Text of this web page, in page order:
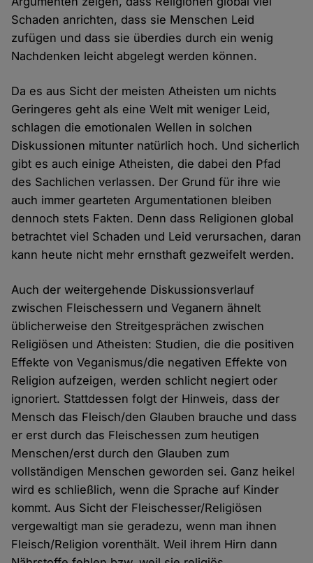
Schaden anrichten, dass sie Menschen Leid
zufügen und dass sie überdies durch ein wenig
Nachdenken leicht abgelegt werden können.
Da es aus Sicht der meisten Atheisten um nichts
Geringeres geht als eine Welt mit weniger Leid,
schlagen die emotionalen Wellen in solchen
Diskussionen mitunter natürlich hoch. Und sicherlich
gibt es auch einige Atheisten, die dabei den Pfad
des Sachlichen verlassen. Der Grund für ihre wie
auch immer gearteten Argumentationen bleiben
dennoch stets Fakten. Denn dass Religionen global
betrachtet viel Schaden und Leid verursachen, daran
kann heute nicht mehr ernsthaft gezweifelt werden.
Auch der weitergehende Diskussionsverlauf
zwischen Fleischessern und Veganern ähnelt
üblicherweise den Streitgesprächen zwischen
Religiösen und Atheisten: Studien, die die positiven
Effekte von Veganismus/die negativen Effekte von
Religion aufzeigen, werden schlicht negiert oder
ignoriert. Stattdessen folgt der Hinweis, dass der
Mensch das Fleisch/den Glauben brauche und dass
er erst durch das Fleischessen zum heutigen
Menschen/erst durch den Glauben zum
vollständigen Menschen geworden sei. Ganz heikel
wird es schließlich, wenn die Sprache auf Kinder
kommt. Aus Sicht der Fleischesser/Religiösen
vergewaltigt man sie geradezu, wenn man ihnen
Fleisch/Religion vorenthält. Weil ihrem Hirn dann